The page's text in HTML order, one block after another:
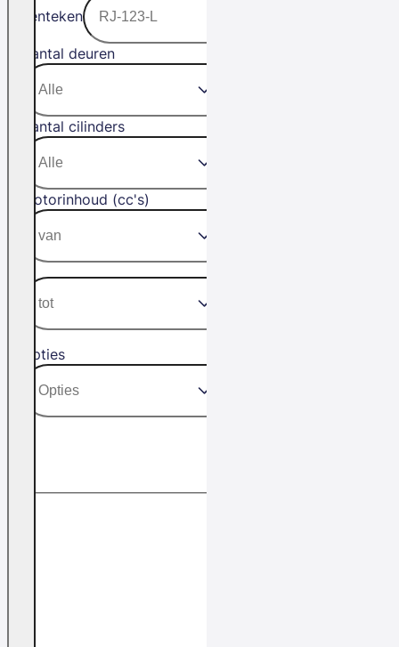
Kenteken
Aantal deuren
Aantal cilinders
Motorinhoud (cc's)
Opties